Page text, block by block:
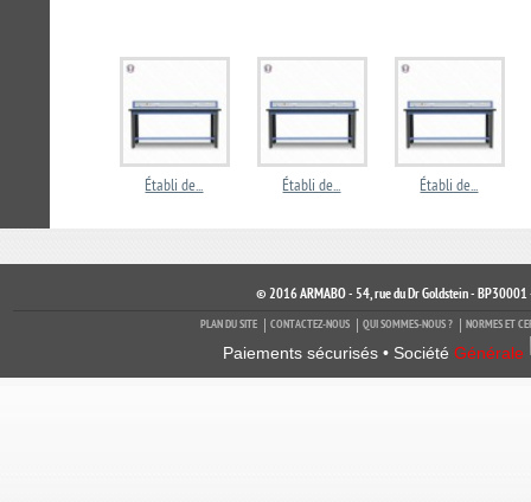
Établi de... Établi de... Établi de...
© 2016 ARMABO - 54, rue du Dr Goldstein -
PLAN DU SITE CONTACTEZ-NOUS QUI SOMMES-NOUS ? NORMES ET
Paiements sécurisés • SociétéGénérale